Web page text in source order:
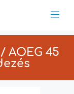
AOEG 45